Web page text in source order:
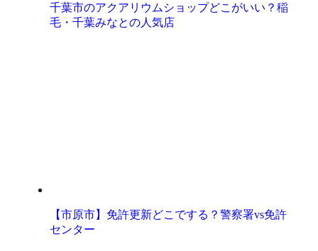
千葉市のアクアリウムショップどこがいい？稲
毛・千葉みなとの人気店
【市原市】免許更新どこでする？警察署vs免許
センター